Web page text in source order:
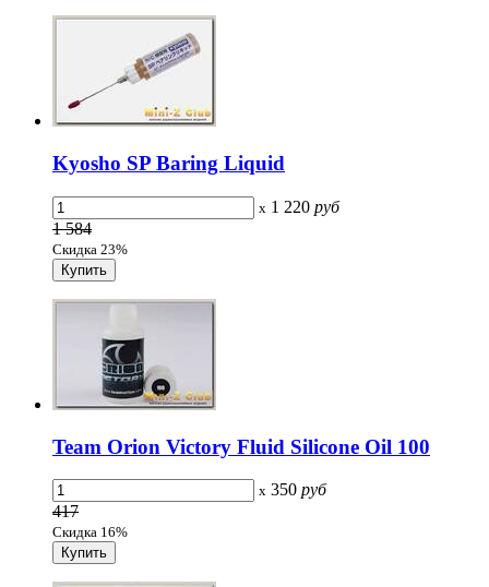
Kyosho SP Baring Liquid
x 1 220 руб
1 584
Скидка 23%
Team Orion Victory Fluid Silicone Oil 100
x 350 руб
417
Скидка 16%